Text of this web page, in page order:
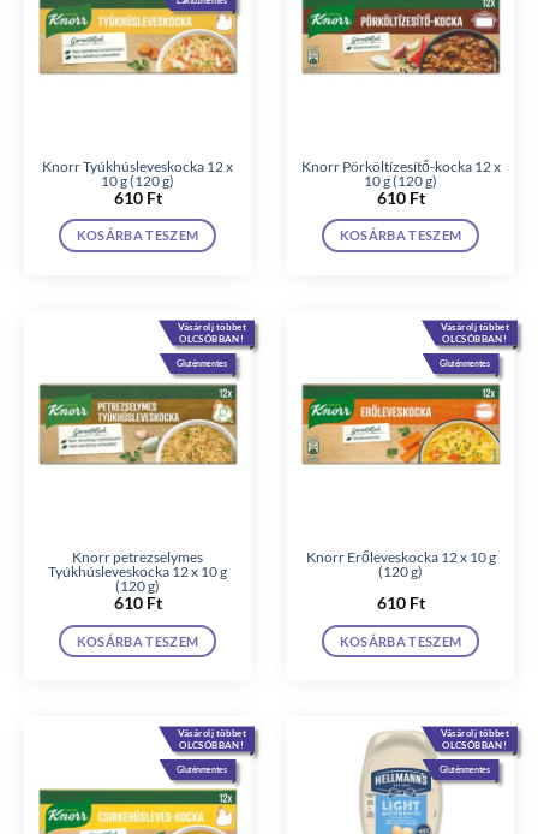
Knorr Tyúkhúsleveskocka 12 x
10 g (120 g)
610 Ft
KOSÁRBA TESZEM
Knorr Pörköltízesítő-kocka 12 x
10 g (120 g)
610 Ft
KOSÁRBA TESZEM
Vásárolj többet
OLCSÓBBAN!
Gluténmentes
Knorr petrezselymes
Tyúkhúsleveskocka 12 x 10 g
(120 g)
610 Ft
KOSÁRBA TESZEM
Vásárolj többet
OLCSÓBBAN!
Gluténmentes
Knorr Erőleveskocka 12 x 10 g
(120 g)
610 Ft
KOSÁRBA TESZEM
Vásárolj többet
OLCSÓBBAN!
Gluténmentes
Vásárolj többet
OLCSÓBBAN!
Gluténmentes